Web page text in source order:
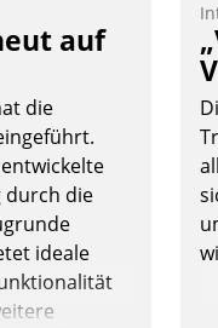
der
die SAP-
vom
auf
die
durch die
ideale